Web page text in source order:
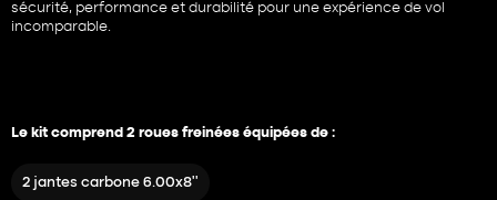
sécurité, performance et durabilité pour une expérience de vol
incomparable.
Le kit comprend 2 roues freinées équipées de :
2 jantes carbone 6.00x8’’